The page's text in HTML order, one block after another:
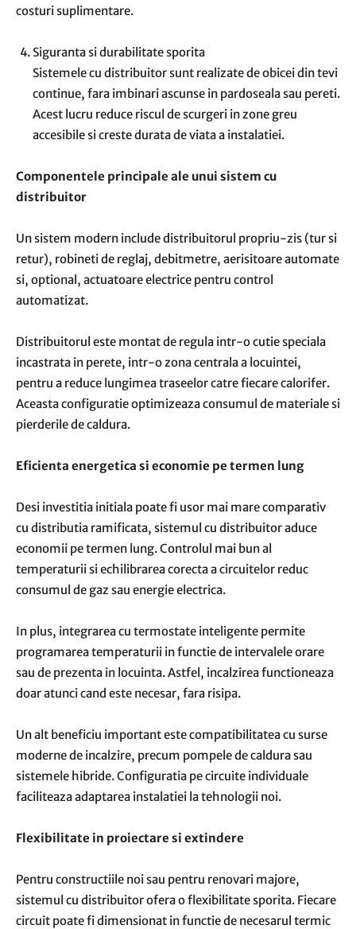
costuri suplimentare.
Siguranta si durabilitate sporita
Sistemele cu distribuitor sunt realizate de obicei din tevi
continue, fara imbinari ascunse in pardoseala sau pereti.
Acest lucru reduce riscul de scurgeri in zone greu
accesibile si creste durata de viata a instalatiei.
Componentele principale ale unui sistem cu
distribuitor
Un sistem modern include distribuitorul propriu-zis (tur si
retur), robineti de reglaj, debitmetre, aerisitoare automate
si, optional, actuatoare electrice pentru control
automatizat.
Distribuitorul este montat de regula intr-o cutie speciala
incastrata in perete, intr-o zona centrala a locuintei,
pentru a reduce lungimea traseelor catre fiecare calorifer.
Aceasta configuratie optimizeaza consumul de materiale si
pierderile de caldura.
Eficienta energetica si economie pe termen lung
Desi investitia initiala poate fi usor mai mare comparativ
cu distributia ramificata, sistemul cu distribuitor aduce
economii pe termen lung. Controlul mai bun al
temperaturii si echilibrarea corecta a circuitelor reduc
consumul de gaz sau energie electrica.
In plus, integrarea cu termostate inteligente permite
programarea temperaturii in functie de intervalele orare
sau de prezenta in locuinta. Astfel, incalzirea functioneaza
doar atunci cand este necesar, fara risipa.
Un alt beneficiu important este compatibilitatea cu surse
moderne de incalzire, precum pompele de caldura sau
sistemele hibride. Configuratia pe circuite individuale
faciliteaza adaptarea instalatiei la tehnologii noi.
Flexibilitate in proiectare si extindere
Pentru constructiile noi sau pentru renovari majore,
sistemul cu distribuitor ofera o flexibilitate sporita. Fiecare
circuit poate fi dimensionat in functie de necesarul termic